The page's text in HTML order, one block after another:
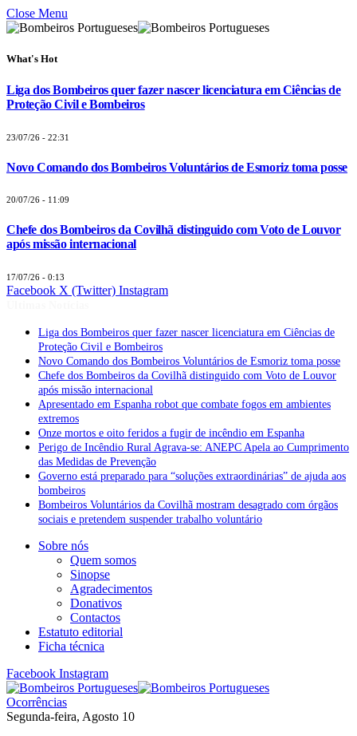
Close Menu
What's Hot
Liga dos Bombeiros quer fazer nascer licenciatura em Ciências de
Proteção Civil e Bombeiros
23/07/26 - 22:31
Novo Comando dos Bombeiros Voluntários de Esmoriz toma posse
20/07/26 - 11:09
Chefe dos Bombeiros da Covilhã distinguido com Voto de Louvor
após missão internacional
17/07/26 - 0:13
Facebook X (Twitter) Instagram
Liga dos Bombeiros quer fazer nascer licenciatura em Ciências de
Proteção Civil e Bombeiros
Novo Comando dos Bombeiros Voluntários de Esmoriz toma posse
Chefe dos Bombeiros da Covilhã distinguido com Voto de Louvor
após missão internacional
Apresentado em Espanha robot que combate fogos em ambientes
extremos
Onze mortos e oito feridos a fugir de incêndio em Espanha
Perigo de Incêndio Rural Agrava-se: ANEPC Apela ao Cumprimento
das Medidas de Prevenção
Governo está preparado para “soluções extraordinárias” de ajuda aos
bombeiros
Bombeiros Voluntários da Covilhã mostram desagrado com órgãos
sociais e pretendem suspender trabalho voluntário
Sobre nós
Quem somos
Sinopse
Agradecimentos
Donativos
Contactos
Estatuto editorial
Ficha técnica
Facebook Instagram
Ocorrências
Segunda-feira, Agosto 10